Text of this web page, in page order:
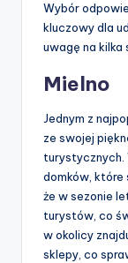
Wybór
kluczowy dla
uwagę na kilka
Mielno
Jednym z
ze swojej
turystycznych.
domków, które
że w sezonie
turystów, co
w okolicy
sklepy, co